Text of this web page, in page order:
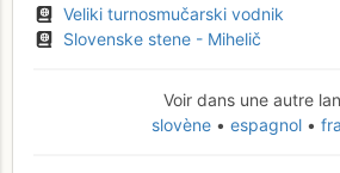
Veliki turnosmučarski vodnik
Slovenske stene - Mihelič
Voir dans une autre
slovène
espagnol